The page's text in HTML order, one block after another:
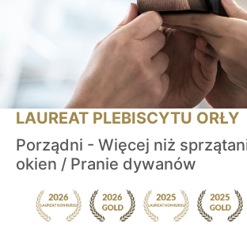
LAUREAT PLEBISCYTU ORŁY
Porządni - Więcej niż
okien / Pranie dywanów